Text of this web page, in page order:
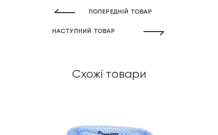
ПОПЕРЕДНІЙ ТОВАР
НАСТУПНИЙ ТОВАР
Схожі товари